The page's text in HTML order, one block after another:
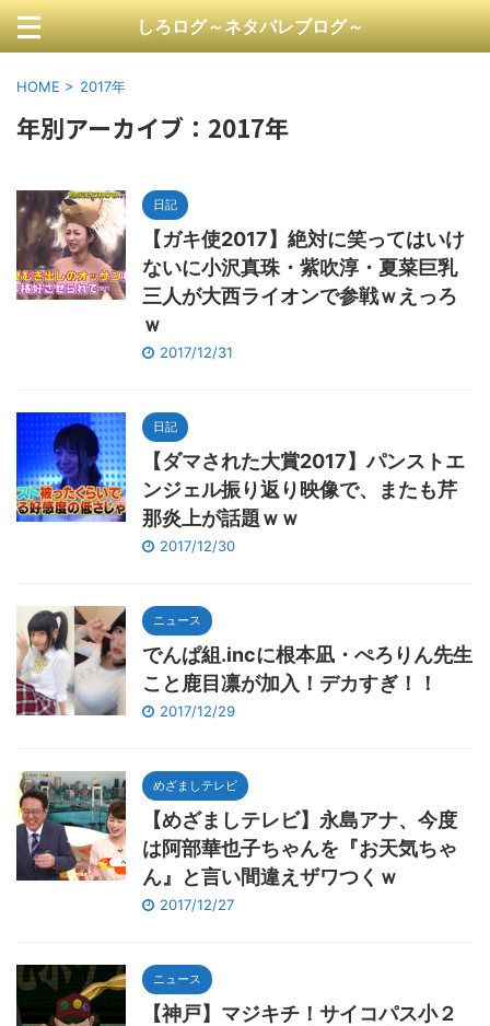
しろログ～ネタバレブログ～
HOME > 2017年
年別アーカイブ：2017年
日記
【ガキ使2017】絶対に笑ってはいけ
ないに小沢真珠・紫吹淳・夏菜巨乳
三人が大西ライオンで参戦ｗえっろ
ｗ
2017/12/31
日記
【ダマされた大賞2017】パンストエ
ンジェル振り返り映像で、またも芹
那炎上が話題ｗｗ
2017/12/30
ニュース
でんぱ組.incに根本凪・ぺろりん先生
こと鹿目凛が加入！デカすぎ！！
2017/12/29
めざましテレビ
【めざましテレビ】永島アナ、今度
は阿部華也子ちゃんを『お天気ちゃ
ん』と言い間違えザワつくｗ
2017/12/27
ニュース
【神戸】マジキチ！サイコパス小２